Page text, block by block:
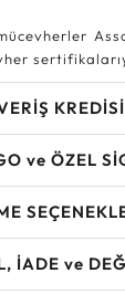
KREDİSİ
ve ÖZEL
İADE ve